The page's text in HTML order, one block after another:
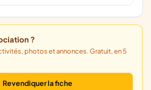
?
Revendiquer la fiche